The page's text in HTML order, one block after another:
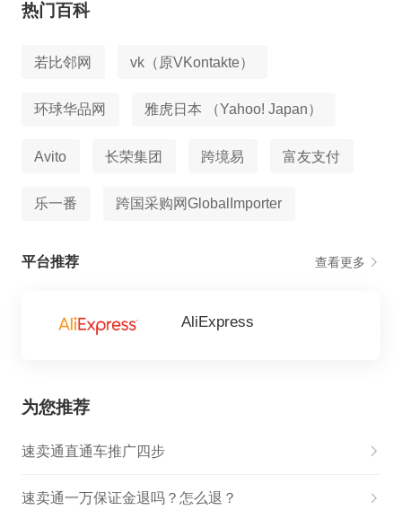
热门百科
若比邻网 vk（原VKontakte）
环球华品网 雅虎日本 （Yahoo! Japan）
Avito 长荣集团 跨境易 富友支付
乐一番 跨国采购网GlobalImporter
平台推荐 查看更多
AliExpress
为您推荐
速卖通直通车推广四步
速卖通一万保证金退吗？怎么退？